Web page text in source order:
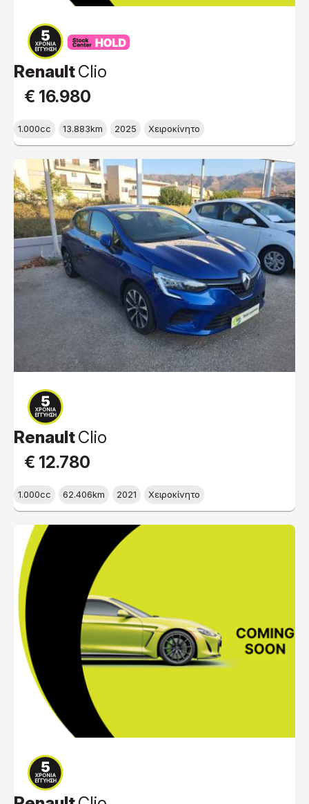
RenaultClio
€ 16.980
1.000cc 13.883km 2025 Χειροκίνητο
RenaultClio
€ 12.780
1.000cc 62.406km 2021 Χειροκίνητο